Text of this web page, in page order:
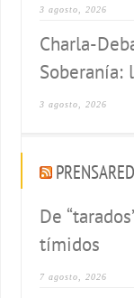
3 agosto, 2026
Charla-
Soberanía:
3 agosto, 2026
PRENSARED
De
tímidos
7 agosto, 2026